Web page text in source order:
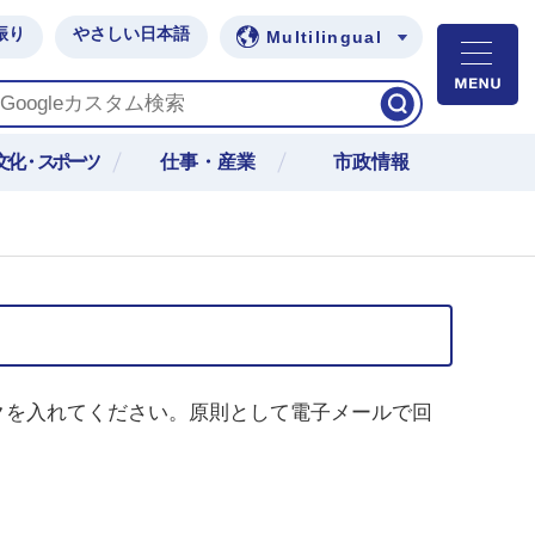
り やさしい日本語 Multilingual
化・スポーツ 仕事・産業 市政情報
入れてください。原則として電子メールで回